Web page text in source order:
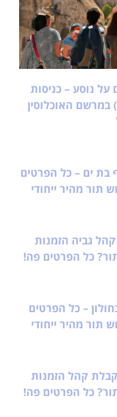
על נוסע – כניסות
במרשם האוכלוסין
בת ים – כל הפרטים
תור מהיר ייחודי
גביה הזמנות
תור? כל הפרטים פה!
– כל הפרטים
תור מהיר ייחודי
קהל הזמנות
תור? כל הפרטים פה!